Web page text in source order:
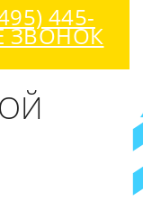
445-
ЗВОНОК